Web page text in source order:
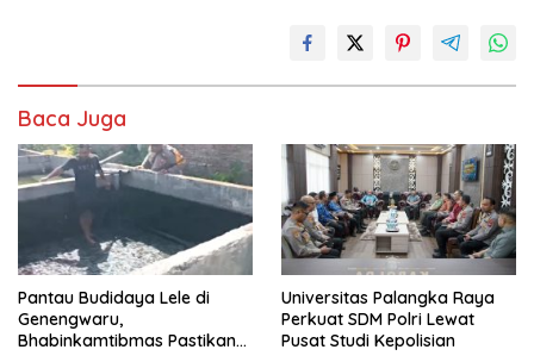
Baca Juga
Pantau Budidaya Lele di
Genengwaru,
Bhabinkamtibmas Pastikan
Universitas Palangka Raya
Perkuat SDM Polri Lewat
Pusat Studi Kepolisian